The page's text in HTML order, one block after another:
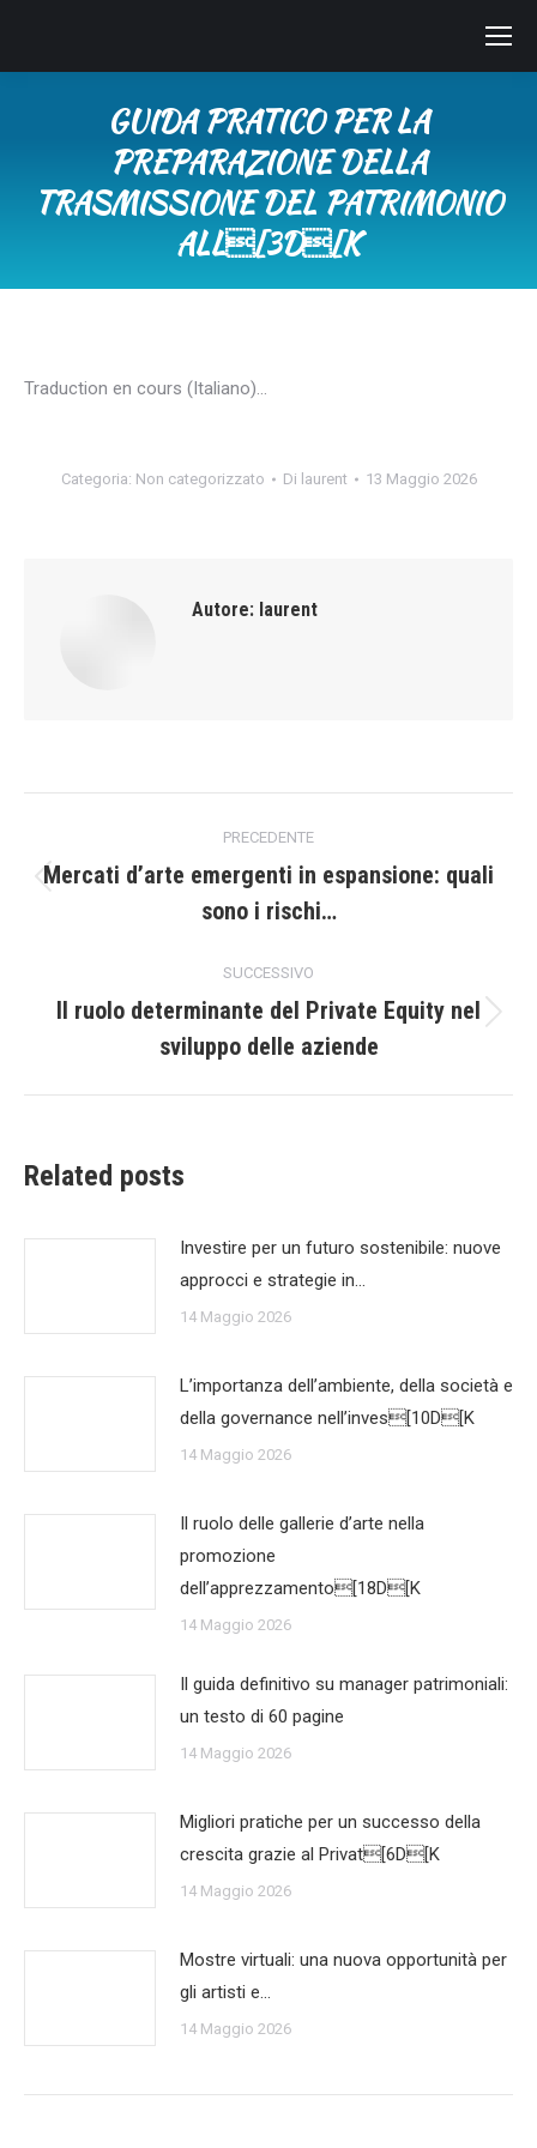
GUIDA PRATICO PER LA
PREPARAZIONE DELLA
TRASMISSIONE DEL PATRIMONIO
ALL[3D[K
Traduction en cours (Italiano)…
Categoria: Non categorizzato Di laurent 13 Maggio 2026
Autore: laurent
tra
PRECEDENTE
precedente:
Mercati d’arte emergenti in espansione: quali
sono i rischi…
SUCCESSIVO
post:
Il ruolo determinante del Private Equity nel
sviluppo delle aziende
Related posts
Investire per un futuro sostenibile: nuove
approcci e strategie in…
14 Maggio 2026
L’importanza dell’ambiente, della società e
della governance nell’inves[10D[K
14 Maggio 2026
Il ruolo delle gallerie d’arte nella
promozione
dell’apprezzamento[18D[K
14 Maggio 2026
Il guida definitivo su manager patrimoniali:
un testo di 60 pagine
14 Maggio 2026
Migliori pratiche per un successo della
crescita grazie al Privat[6D[K
14 Maggio 2026
Mostre virtuali: una nuova opportunità per
gli artisti e…
14 Maggio 2026